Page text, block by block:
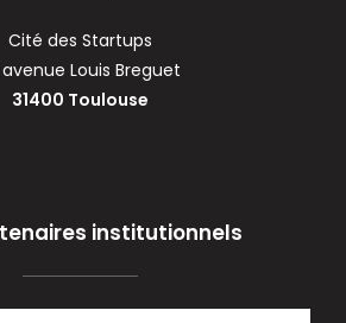
Cité des Startups
Louis Breguet
31400 Toulouse
institutionnels